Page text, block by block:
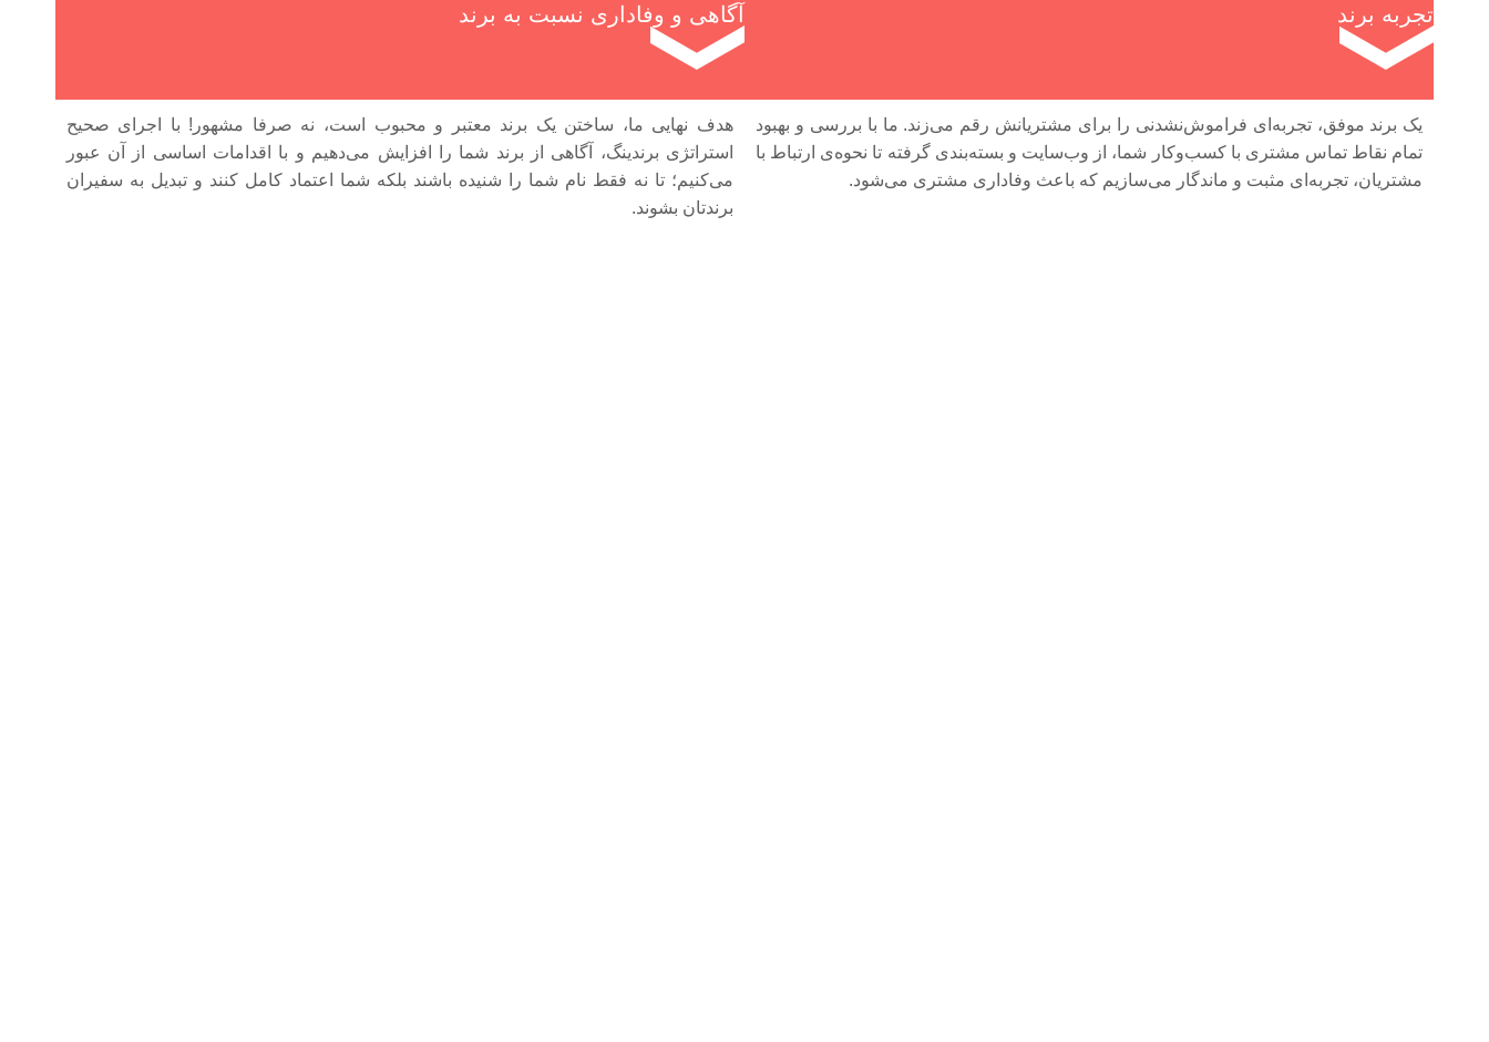
تجربه برند
یک برند موفق، تجربه‌ای فراموش‌نشدنی را برای مشتریانش رقم می‌زند. ما با بررسی و بهبود
تمام نقاط تماس مشتری با کسب‌وکار شما، از وب‌سایت و بسته‌بندی گرفته تا نحوه‌ی ارتباط با
مشتریان، تجربه‌ای مثبت و ماندگار می‌سازیم که باعث وفاداری مشتری می‌شود.
آگاهی و وفاداری نسبت به برند
هدف نهایی ما، ساختن یک برند معتبر و محبوب است، نه صرفا مشهور! با اجرای صحیح
استراتژی برندینگ، آگاهی از برند شما را افزایش می‌دهیم و با اقدامات اساسی از آن عبور
می‌کنیم؛ تا نه فقط نام شما را شنیده باشند بلکه شما اعتماد کامل کنند و تبدیل به سفیران
برندتان بشوند.